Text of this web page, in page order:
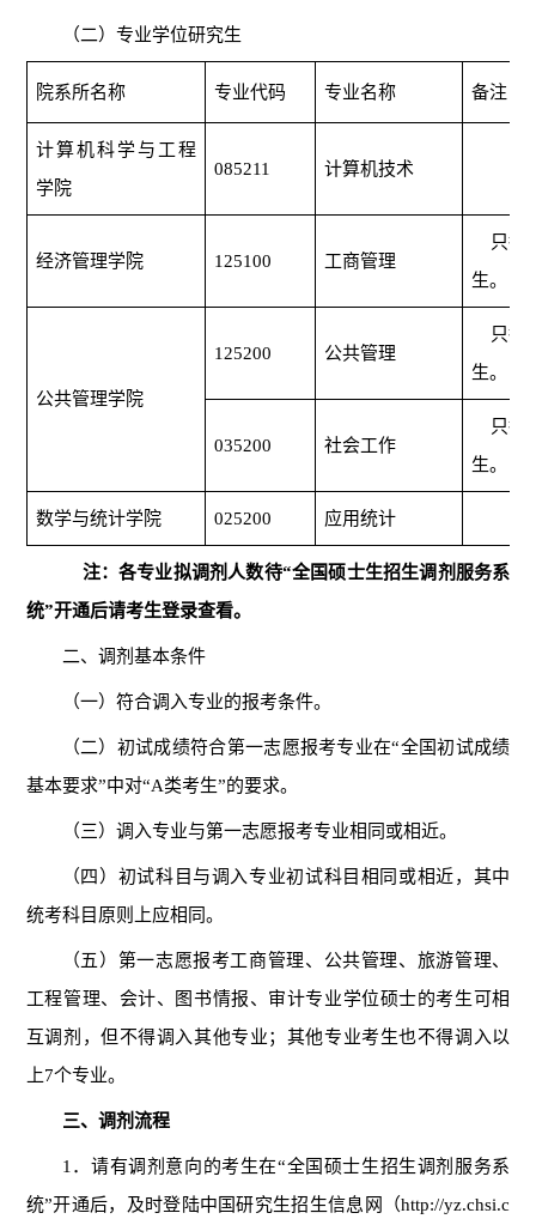
（二）专业学位研究生
院系所名称 专业代码 专业名称 备注
计算机科学与工程
学院
085211 计算机技术
经济管理学院 125100 工商管理
只接
生。
公共管理学院
125200 公共管理
只接
生。
035200 社会工作
只接
生。
数学与统计学院 025200 应用统计
注：各专业拟调剂人数待“全国硕士生招生调剂服务系
统”开通后请考生登录查看。
二、调剂基本条件
（一）符合调入专业的报考条件。
（二）初试成绩符合第一志愿报考专业在“全国初试成绩
基本要求”中对“A类考生”的要求。
（三）调入专业与第一志愿报考专业相同或相近。
（四）初试科目与调入专业初试科目相同或相近，其中
统考科目原则上应相同。
（五）第一志愿报考工商管理、公共管理、旅游管理、
工程管理、会计、图书情报、审计专业学位硕士的考生可相
互调剂，但不得调入其他专业；其他专业考生也不得调入以
上7个专业。
三、调剂流程
1．请有调剂意向的考生在“全国硕士生招生调剂服务系
统”开通后，及时登陆中国研究生招生信息网（http://yz.chsi.c